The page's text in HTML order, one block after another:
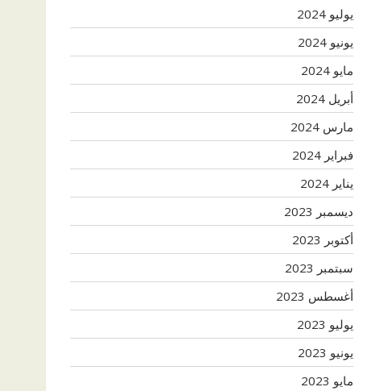
يوليو 2024
يونيو 2024
مايو 2024
أبريل 2024
مارس 2024
فبراير 2024
يناير 2024
ديسمبر 2023
أكتوبر 2023
سبتمبر 2023
أغسطس 2023
يوليو 2023
يونيو 2023
مايو 2023